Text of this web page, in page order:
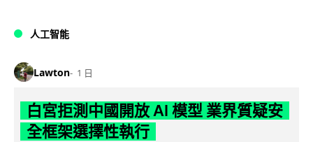
人工智能
Lawton 1 日
白宮拒測中國開放 AI 模型 業界質疑安
全框架選擇性執行